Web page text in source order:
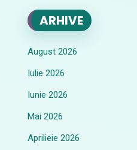
ARHIVE
August 2026
Iulie 2026
Iunie 2026
Mai 2026
Aprilieie 2026